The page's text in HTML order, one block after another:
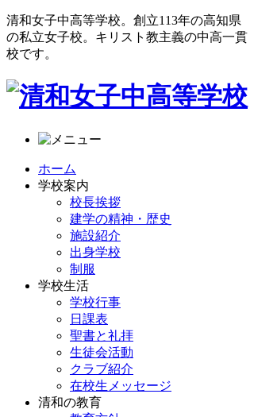
清和女子中高等学校。創立113年の高知県
の私立女子校。キリスト教主義の中高一貫
校です。
ホーム
学校案内
校長挨拶
建学の精神・歴史
施設紹介
出身学校
制服
学校生活
学校行事
日課表
聖書と礼拝
生徒会活動
クラブ紹介
在校生メッセージ
清和の教育